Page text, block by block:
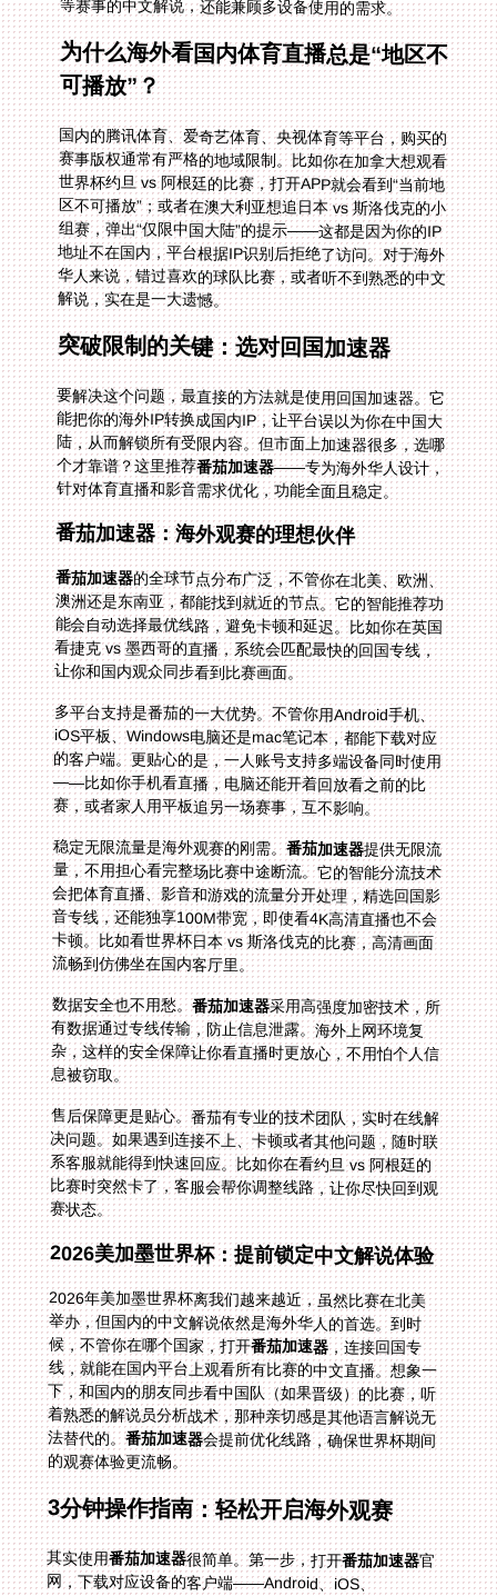
等赛事的中文解说，还能兼顾多设备使用的需求。
为什么海外看国内体育直播总是“地区不
可播放”？
国内的腾讯体育、爱奇艺体育、央视体育等平台，购买的
赛事版权通常有严格的地域限制。比如你在加拿大想观看
世界杯约旦 vs 阿根廷的比赛，打开APP就会看到“当前地
区不可播放”；或者在澳大利亚想追日本 vs 斯洛伐克的小
组赛，弹出“仅限中国大陆”的提示——这都是因为你的IP
地址不在国内，平台根据IP识别后拒绝了访问。对于海外
华人来说，错过喜欢的球队比赛，或者听不到熟悉的中文
解说，实在是一大遗憾。
突破限制的关键：选对回国加速器
要解决这个问题，最直接的方法就是使用回国加速器。它
能把你的海外IP转换成国内IP，让平台误以为你在中国大
陆，从而解锁所有受限内容。但市面上加速器很多，选哪
个才靠谱？这里推荐番茄加速器——专为海外华人设计，
针对体育直播和影音需求优化，功能全面且稳定。
番茄加速器：海外观赛的理想伙伴
番茄加速器的全球节点分布广泛，不管你在北美、欧洲、
澳洲还是东南亚，都能找到就近的节点。它的智能推荐功
能会自动选择最优线路，避免卡顿和延迟。比如你在英国
看捷克 vs 墨西哥的直播，系统会匹配最快的回国专线，
让你和国内观众同步看到比赛画面。
多平台支持是番茄的一大优势。不管你用Android手机、
iOS平板、Windows电脑还是mac笔记本，都能下载对应
的客户端。更贴心的是，一人账号支持多端设备同时使用
——比如你手机看直播，电脑还能开着回放看之前的比
赛，或者家人用平板追另一场赛事，互不影响。
稳定无限流量是海外观赛的刚需。番茄加速器提供无限流
量，不用担心看完整场比赛中途断流。它的智能分流技术
会把体育直播、影音和游戏的流量分开处理，精选回国影
音专线，还能独享100M带宽，即使看4K高清直播也不会
卡顿。比如看世界杯日本 vs 斯洛伐克的比赛，高清画面
流畅到仿佛坐在国内客厅里。
数据安全也不用愁。番茄加速器采用高强度加密技术，所
有数据通过专线传输，防止信息泄露。海外上网环境复
杂，这样的安全保障让你看直播时更放心，不用怕个人信
息被窃取。
售后保障更是贴心。番茄有专业的技术团队，实时在线解
决问题。如果遇到连接不上、卡顿或者其他问题，随时联
系客服就能得到快速回应。比如你在看约旦 vs 阿根廷的
比赛时突然卡了，客服会帮你调整线路，让你尽快回到观
赛状态。
2026美加墨世界杯：提前锁定中文解说体验
2026年美加墨世界杯离我们越来越近，虽然比赛在北美
举办，但国内的中文解说依然是海外华人的首选。到时
候，不管你在哪个国家，打开番茄加速器，连接回国专
线，就能在国内平台上观看所有比赛的中文直播。想象一
下，和国内的朋友同步看中国队（如果晋级）的比赛，听
着熟悉的解说员分析战术，那种亲切感是其他语言解说无
法替代的。番茄加速器会提前优化线路，确保世界杯期间
的观赛体验更流畅。
3分钟操作指南：轻松开启海外观赛
其实使用番茄加速器很简单。第一步，打开番茄加速器官
网，下载对应设备的客户端——Android、iOS、
Windows、mac都有；第二步，注册账号并登录；第三
步，在加速列表里选择“回国影音专线”或者“体育直播专
线”；第四步，连接成功后，打开你常用的国内直播平
台，搜索捷克 vs 墨西哥世界杯中文直播，就能直接观看